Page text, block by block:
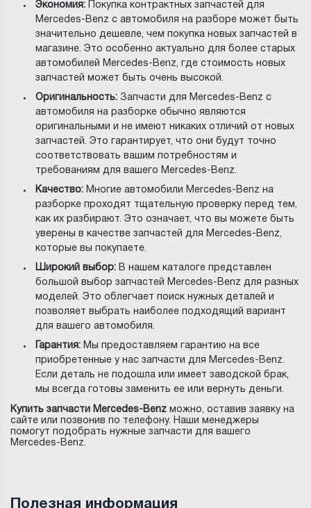
Экономия: Покупка контрактных запчастей для
Mercedes-Benz с автомобиля на разборе может быть
значительно дешевле, чем покупка новых запчастей в
магазине. Это особенно актуально для более старых
автомобилей Mercedes-Benz, где стоимость новых
запчастей может быть очень высокой.
Оригинальность: Запчасти для Mercedes-Benz с
автомобиля на разборке обычно являются
оригинальными и не имеют никаких отличий от новых
запчастей. Это гарантирует, что они будут точно
соответствовать вашим потребностям и
требованиям для вашего Mercedes-Benz.
Качество: Многие автомобили Mercedes-Benz на
разборке проходят тщательную проверку перед тем,
как их разбирают. Это означает, что вы можете быть
уверены в качестве запчастей для Mercedes-Benz,
которые вы покупаете.
Широкий выбор: В нашем каталоге представлен
большой выбор запчастей Mercedes-Benz для разных
моделей. Это облегчает поиск нужных деталей и
позволяет выбрать наиболее подходящий вариант
для вашего автомобиля.
Гарантия: Мы предоставляем гарантию на все
приобретенные у нас запчасти для Mercedes-Benz.
Если деталь не подошла или имеет заводской брак,
мы всегда готовы заменить ее или вернуть деньги.
Купить запчасти Mercedes-Benz можно, оставив заявку на
сайте или позвонив по телефону. Наши менеджеры
помогут подобрать нужные запчасти для вашего
Mercedes-Benz.
Полезная информация